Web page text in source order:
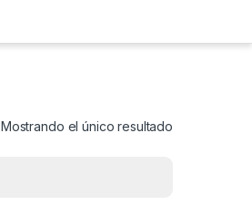
Mostrando el único resultado